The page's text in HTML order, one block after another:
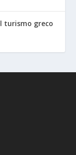
turismo greco